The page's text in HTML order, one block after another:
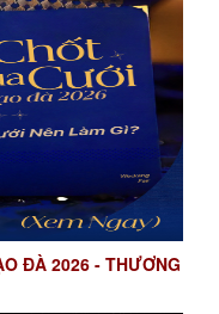
ĐÀ 2026 - THƯƠNG